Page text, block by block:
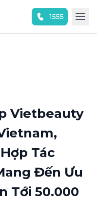
1555
Vietbeauty
Tác
Đến Ưu
Tới 50.000